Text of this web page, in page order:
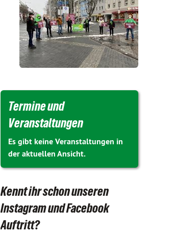
Termine und
Veranstaltungen
Es gibt keine Veranstaltungen in
der aktuellen Ansicht.
Kennt ihr schon unseren
Instagram und Facebook
Auftritt?